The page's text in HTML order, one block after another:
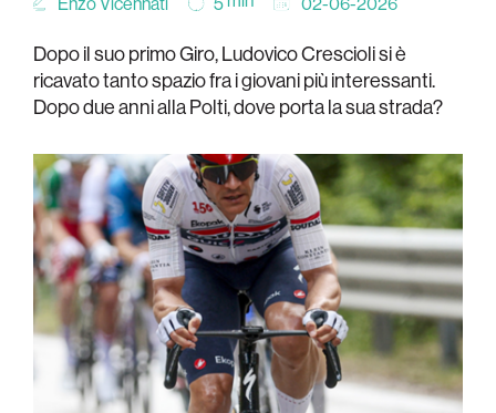
Dopo il suo primo Giro, Ludovico Crescioli si è
ricavato tanto spazio fra i giovani più interessanti.
Dopo due anni alla Polti, dove porta la sua strada?